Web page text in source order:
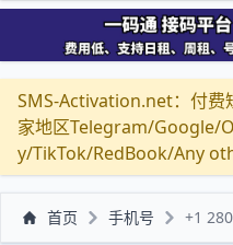
SMS-Activation.net：付费
家地区Telegram/Google/
y/TikTok/RedBook/Any
首页 手机号 +1